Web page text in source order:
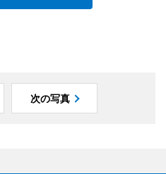
次の写真